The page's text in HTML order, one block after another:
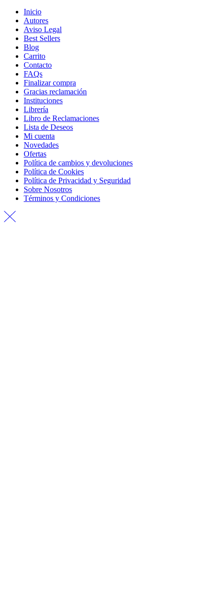
Inicio
Autores
Aviso Legal
Best Sellers
Blog
Carrito
Contacto
FAQs
Finalizar compra
Gracias reclamación
Instituciones
Librería
Libro de Reclamaciones
Lista de Deseos
Mi cuenta
Novedades
Ofertas
Política de cambios y devoluciones
Política de Cookies
Política de Privacidad y Seguridad
Sobre Nosotros
Términos y Condiciones